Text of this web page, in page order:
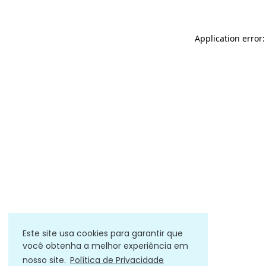
Este site usa cookies para garantir que
você obtenha a melhor experiência em
nosso site. Política de Privacidade
Application